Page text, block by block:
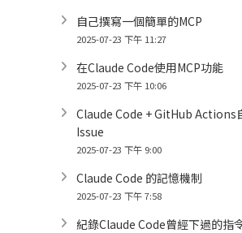
自己撰寫一個簡單的MCP
2025-07-23 下午 11:27
在Claude Code使用MCP功能
2025-07-23 下午 10:06
Claude Code + GitHub Actions
Issue
2025-07-23 下午 9:00
Claude Code 的記憶機制
2025-07-23 下午 7:58
紀錄Claude Code曾經下過的指